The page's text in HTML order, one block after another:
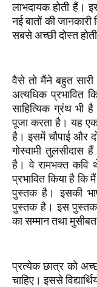
लाभदायक होती हैं।
नई बातों की
सबसे अच्छी दोस्त
वैसे तो मैंने बहुत
अत्यधिक प्रभावित
साहित्यिक ग्रंथ भी
पूजा करता है। यह एक
है। इसमें चौपाई और
गोस्वामी तुलसीदास
है। वे रामभक्त कवि
प्रभावित किया है
पुस्तक है। इसकी
पुस्तक है। इस पुस्तक
का सम्मान तथा
प्रत्येक छात्र को
चाहिए। इससे